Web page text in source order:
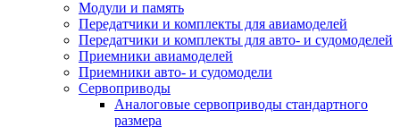
Модули и память
Передатчики и комплекты для авиамоделей
Передатчики и комплекты для авто- и судомоделей
Приемники авиамоделей
Приемники авто- и судомодели
Сервоприводы
Аналоговые сервоприводы стандартного
размера